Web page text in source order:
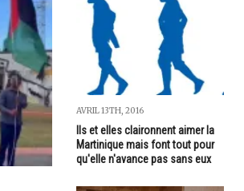
AVRIL 13TH, 2016
Ils et elles claironnent aimer la
Martinique mais font tout pour
qu'elle n'avance pas sans eux